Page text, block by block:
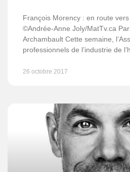
François Morency : en route
©Andrée-Anne Joly/MatTv.ca
Archambault Cette semaine,
professionnels de l’industrie de
26 octobre 2017